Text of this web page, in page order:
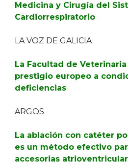
Medicina y Cirugía del
Cardiorrespiratorio
LA VOZ DE GALICIA
La Facultad de
prestigio europeo a
deficiencias
ARGOS
La ablación con catéter
es un método efectivo
accesorias